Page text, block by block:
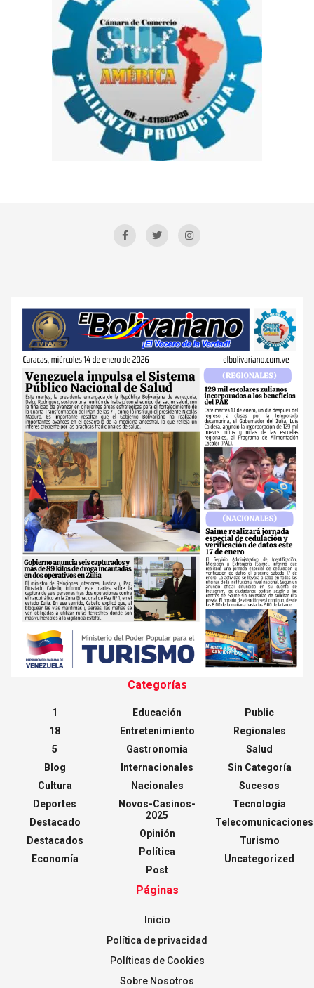
Categorías
1
18
5
Blog
Cultura
Deportes
Destacado
Destacados
Economía
Educación
Entretenimiento
Gastronomia
Internacionales
Nacionales
Novos-Casinos-
2025
Opinión
Política
Post
Public
Regionales
Salud
Sin Categoría
Sucesos
Tecnología
Telecomunicaciones
Turismo
Uncategorized
Páginas
Inicio
Política de privacidad
Políticas de Cookies
Sobre Nosotros